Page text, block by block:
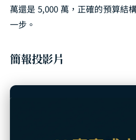
萬還是 5,000 萬，正確的預算結
一步。
簡報投影片